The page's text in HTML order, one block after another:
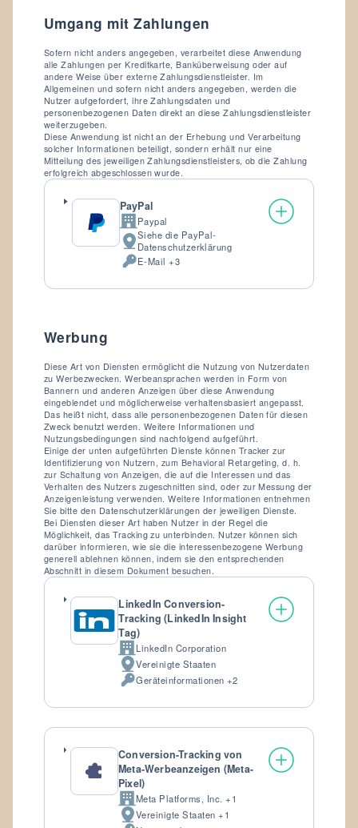
Umgang mit Zahlungen
Sofern nicht anders angegeben, verarbeitet diese Anwendung
alle Zahlungen per Kreditkarte, Banküberweisung oder auf
andere Weise über externe Zahlungsdienstleister. Im
Allgemeinen und sofern nicht anders angegeben, werden die
Nutzer aufgefordert, ihre Zahlungsdaten und
personenbezogenen Daten direkt an diese Zahlungsdienstleister
weiterzugeben.
Diese Anwendung ist nicht an der Erhebung und Verarbeitung
solcher Informationen beteiligt, sondern erhält nur eine
Mitteilung des jeweiligen Zahlungsdienstleisters, ob die Zahlung
erfolgreich abgeschlossen wurde.
PayPal
Firma:Paypal
Verarbeitungsort:
Siehe die PayPal-
Datenschutzerklärung
Verarbeitete
Daten:
E-Mail +3
Werbung
Diese Art von Diensten ermöglicht die Nutzung von Nutzerdaten
zu Werbezwecken. Werbeansprachen werden in Form von
Bannern und anderen Anzeigen über diese Anwendung
eingeblendet und möglicherweise verhaltensbasiert angepasst.
Das heißt nicht, dass alle personenbezogenen Daten für diesen
Zweck benutzt werden. Weitere Informationen und
Nutzungsbedingungen sind nachfolgend aufgeführt.
Einige der unten aufgeführten Dienste können Tracker zur
Identifizierung von Nutzern, zum Behavioral Retargeting, d. h.
zur Schaltung von Anzeigen, die auf die Interessen und das
Verhalten des Nutzers zugeschnitten sind, oder zur Messung der
Anzeigenleistung verwenden. Weitere Informationen entnehmen
Sie bitte den Datenschutzerklärungen der jeweiligen Dienste.
Bei Diensten dieser Art haben Nutzer in der Regel die
Möglichkeit, das Tracking zu unterbinden. Nutzer können sich
darüber informieren, wie sie die interessenbezogene Werbung
generell ablehnen können, indem sie den entsprechenden
Abschnitt in diesem Dokument besuchen.
LinkedIn Conversion-
Tracking (LinkedIn Insight
Tag)
Firma:LinkedIn Corporation
Verarbeitungsort:
Vereinigte Staaten
Verarbeitete
Daten:
Geräteinformationen +2
Conversion-Tracking von
Meta-Werbeanzeigen (Meta-
Pixel)
Firma:Meta Platforms, Inc. +1
Verarbeitungsort:
Vereinigte Staaten +1